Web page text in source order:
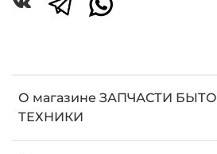
О магазине ЗАПЧАСТИ
ТЕХНИКИ